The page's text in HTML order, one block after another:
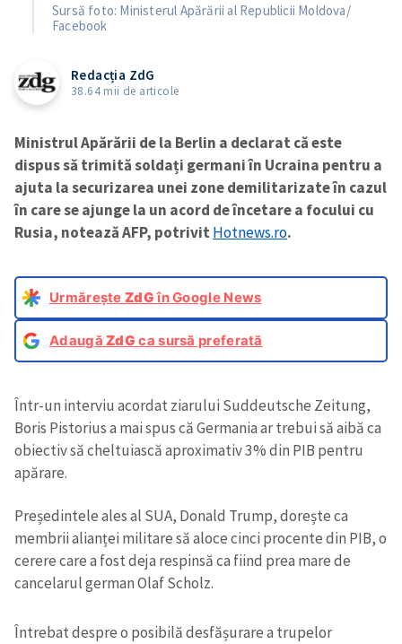
Sursă foto: Ministerul Apărării al Republicii Moldova/
Facebook
Redacția ZdG
38.64 mii de articole
Ministrul Apărării de la Berlin a declarat că este
dispus să trimită soldați germani în Ucraina pentru a
ajuta la securizarea unei zone demilitarizate în cazul
în care se ajunge la un acord de încetare a focului cu
Rusia, notează AFP, potrivit Hotnews.ro.
Urmărește ZdGîn Google News
AdaugăZdG ca sursă preferată
Într-un interviu acordat ziarului Suddeutsche Zeitung,
Boris Pistorius a mai spus că Germania ar trebui să aibă ca
obiectiv să cheltuiască aproximativ 3% din PIB pentru
apărare.
Președintele ales al SUA, Donald Trump, dorește ca
membrii alianței militare să aloce cinci procente din PIB, o
cerere care a fost deja respinsă ca fiind prea mare de
cancelarul german Olaf Scholz.
Întrebat despre o posibilă desfășurare a trupelor